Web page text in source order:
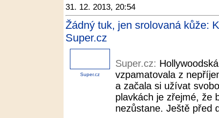
31. 12. 2013, 20:54
Žádný tuk, jen srolovaná kůže:
Super.cz
Super.cz
Super.cz:
vzpamatovala z
a začala si užívat
plavkách je zřejmé, že
nezůstane. Ještě před